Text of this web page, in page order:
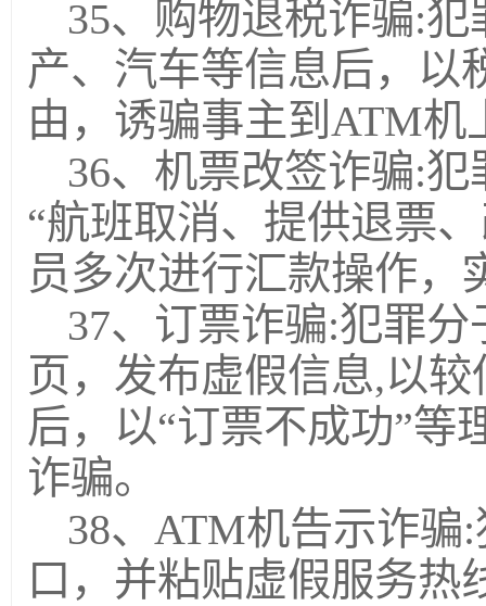
35、购物退税诈骗:
产、汽车等信息后，以
由，诱骗事主到ATM机
36、机票改签诈骗:
“航班取消、提供退票
员多次进行汇款操作，
37、订票诈骗:犯罪
页，发布虚假信息,以
后，以“订票不成功”等
诈骗。
38、ATM机告示诈骗
口，并粘贴虚假服务热